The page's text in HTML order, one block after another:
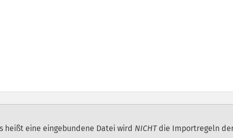
heißt eine eingebundene Datei wird NICHTdie Importregeln